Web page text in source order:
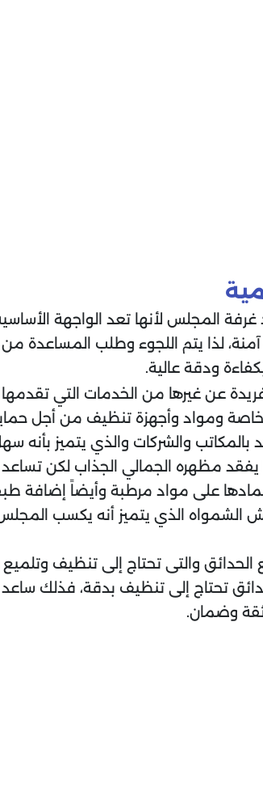
غرفة المجلس لأنها تعد الواجهة
لذا يتم اللجوء وطلب المساعدة
ودقة عالية.
عن غيرها من الخدمات التي تقدمها
ومواد وأجهزة تنظيف من أجل
والشركات والذي يتميز بأنه
مظهره الجمالي الجذاب لكن
على مواد مرطبة وأيضاً إضافة
الذي يتميز أنه يكسب
والتى تحتاج إلى تنظيف وتلميع
تحتاج إلى تنظيف بدقة، فذلك
ثقة وضمان.